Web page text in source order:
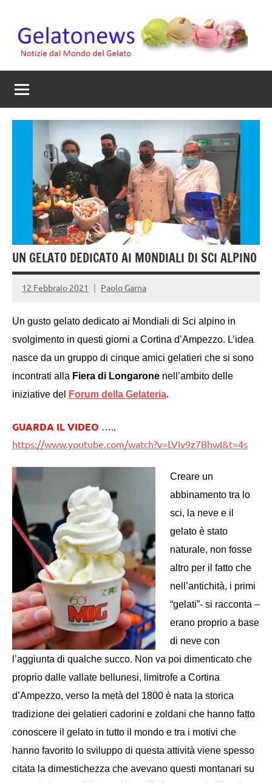
contenuto
Gelato
News
mondo
del
UN GELATO DEDICATO AI MONDIALI DI SCI ALPINO
12 Febbraio 2021 Paolo Garna
Un gusto gelato dedicato ai Mondiali di Sci alpino in
svolgimento in questi giorni a Cortina d’Ampezzo. L’idea
nasce da un gruppo di cinque amici gelatieri che si sono
incontrati alla Fiera di Longarone nell’ambito delle
iniziative del
Forum della Gelateria.
GUARDA IL VIDEO
https://www.youtube.com/watch?v=LVlv9z7BhwI&t=4s
Creare un
abbinamento tra lo
sci, la neve e il
gelato è stato
naturale, non fosse
altro per il fatto che
nell’antichità, i primi
“gelati”- si racconta –
erano proprio a base
di neve con
l’aggiunta di qualche succo. Non va poi dimenticato che
proprio dalle vallate bellunesi, limitrofe a Cortina
d’Ampezzo, verso la metà del 1800 è nata la storica
tradizione dei gelatieri cadorini e zoldani che hanno fatto
conoscere il gelato in tutto il mondo e tra i motivi che
hanno favorito lo sviluppo di questa attività viene spesso
citata la dimestichezza che avevano questi montanari su